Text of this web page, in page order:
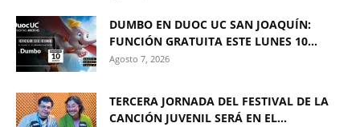
DUMBO EN DUOC UC SAN JOAQUÍN:
FUNCIÓN GRATUITA ESTE LUNES 10...
Agosto 7, 2026
TERCERA JORNADA DEL FESTIVAL DE LA
CANCIÓN JUVENIL SERÁ EN EL...